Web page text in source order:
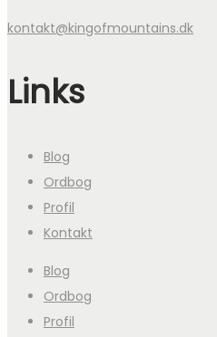
kontakt@kingofmountains.dk
Links
Blog
Ordbog
Profil
Kontakt
Blog
Ordbog
Profil